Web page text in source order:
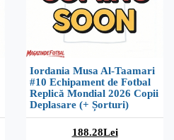
Iordania Musa Al-Taamari
#10 Echipament de Fotbal
Replică Mondial 2026 Copii
Deplasare (+ Șorturi)
188.28Lei